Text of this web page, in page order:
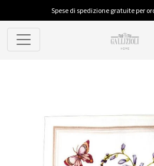
Spese di spedizione gratuite per